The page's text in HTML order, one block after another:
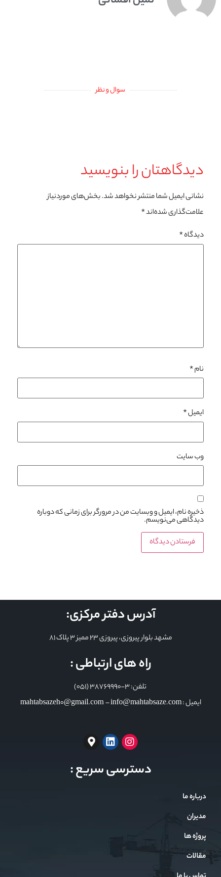
سوال و نظر
دیدگاهتان را بنویسید
نشانی ایمیل شما منتشر نخواهد شد.بخش‌های موردنیاز
علامت‌گذاری شده‌اند*
دیدگاه*
نام*
ایمیل*
وب‌ سایت
ذخیره نام، ایمیل و وبسایت من در مرورگر برای زمانی که دوباره
دیدگاهی می‌نویسم.
آدرس دفتر مرکزی:
مشهد بلوار پیروزی، پیروزی 23 ممیز 3 پلاک 81
راه های ارتباطی :
تلفن: 3-38769990 (051)
ایمیل : mahtabsazeh0@gmail.com – info@mahtabsaze.com
دسترسی سریع :
درباره ما
مدیران
پروژه ها
مقالات